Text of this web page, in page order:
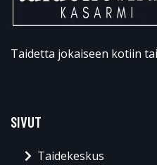
Taidetta jokaiseen kotiin
SIVUT
Taidekeskus